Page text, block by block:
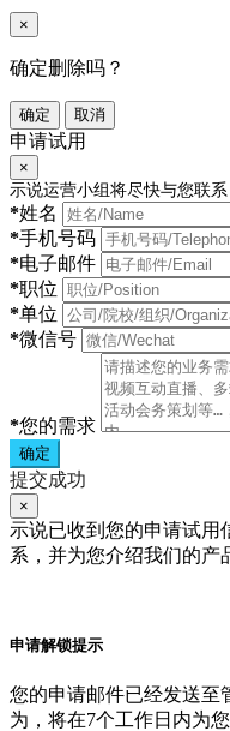
×
确定删除吗？
确定 取消
申请试用
×
示说运营小组将尽快与您联
*姓名
*手机号码
*电子邮件
*职位
*单位
*微信号
*您的需求
确定
提交成功
×
示说已收到您的申请试用
系，并为您介绍我们的产
申请解锁提示
您的申请邮件已经发送至
为，将在7个工作日内为您